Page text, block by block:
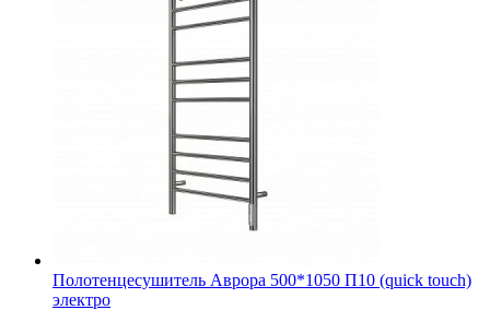
Полотенцесушитель Аврора 500*1050 П10 (quick touch)
электро